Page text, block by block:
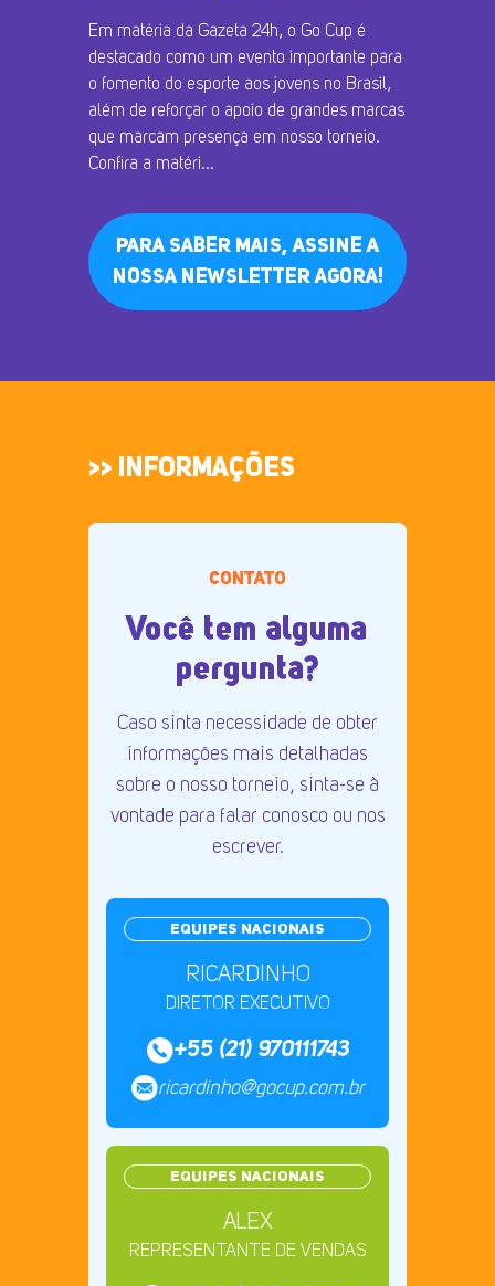
Em matéria da Gazeta 24h, o Go Cup é
destacado como um evento importante para
o fomento do esporte aos jovens no Brasil,
além de reforçar o apoio de grandes marcas
que marcam presença em nosso torneio.
Confira a matéri...
PARA SABER MAIS, ASSINE A
NOSSA NEWSLETTER AGORA!
>> INFORMAÇÕES
CONTATO
Você tem alguma
pergunta?
Caso sinta necessidade de obter
informações mais detalhadas
sobre o nosso torneio, sinta-se à
vontade para falar conosco ou nos
escrever.
EQUIPES NACIONAIS
RICARDINHO
DIRETOR EXECUTIVO
+55 (21) 970111743
ricardinho@gocup.com.br
EQUIPES NACIONAIS
ALEX
REPRESENTANTE DE VENDAS